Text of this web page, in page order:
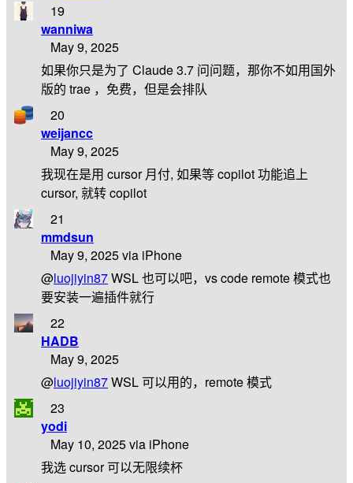
19
wanniwa
May 9, 2025
如果你只是为了 Claude 3.7 问问题，那你不如用国外
版的 trae ，免费，但是会排队
20
weijancc
May 9, 2025
我现在是用 cursor 月付, 如果等 copilot 功能追上
cursor, 就转 copilot
21
mmdsun
May 9, 2025 via iPhone
@luojiyin87WSL 也可以吧，vs code remote 模式也
要安装一遍插件就行
22
HADB
May 9, 2025
@luojiyin87WSL 可以用的，remote 模式
23
yodi
May 10, 2025 via iPhone
我选 cursor 可以无限续杯